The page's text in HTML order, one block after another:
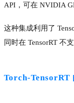
API，可在 NVIDIA
这种集成利用了
同时在 TensorRT 不
Torch-TensorRT